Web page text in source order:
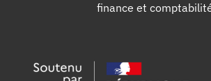
finance et